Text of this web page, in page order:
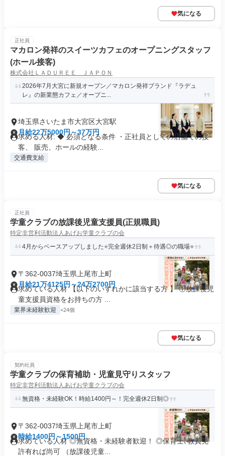
気になる
正社員
マカロン発祥のスイーツカフェのオープニングスタッフ
(ホール接客)
株式会社ＬＡＤＵＲＥＥ ＪＡＰＯＮ
2026年7月大宮に新規オープン／マカロン発祥ブランド『ラデュ
レ』の新業態カフェ／オープニ...
埼玉県さいたま市大宮区大宮駅
月給22万5000円～37万円
求める人材: ◆ 必須となる条件 ・正社員としての店舗での接
客、 販売、ホールの経験...
交通費支給
気になる
正社員
学童クラブの放課後児童支援員(正規職員)
特定非営利活動法人あげお学童クラブの会
4月からベースアップしました⭐完全週休2日制＋待遇◎の職場⭐
〒362-0037埼玉県上尾市上町
月給21万4125円～24万2700円
求めている人材 【以下のいずれかに該当する方 】 ①放課後児
童支援員資格をお持ちの方 ...
業界未経験歓迎 +24個
気になる
契約社員
学童クラブの保育補助・児童見守りスタッフ
特定非営利活動法人あげお学童クラブの会
無資格・未経験OK！時給1400円～！完全週休2日制◎
〒362-0037埼玉県上尾市上町
時給1400円～1500円
求めている人材 ◎無資格・未経験者歓迎！ ◎保育士､教員免
許有れば尚可 （放課後児童...